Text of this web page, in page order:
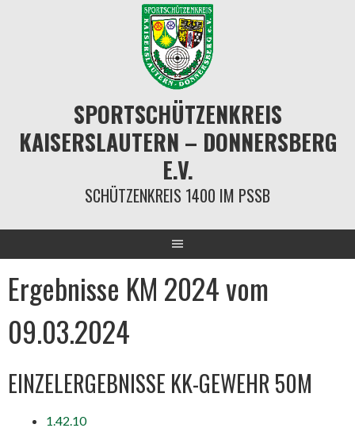
SPORTSCHÜTZENKREIS
KAISERSLAUTERN – DONNERSBERG
E.V.
SCHÜTZENKREIS 1400 IM PSSB
Ergebnisse KM 2024 vom
09.03.2024
EINZELERGEBNISSE KK-GEWEHR 50M
1.42.10